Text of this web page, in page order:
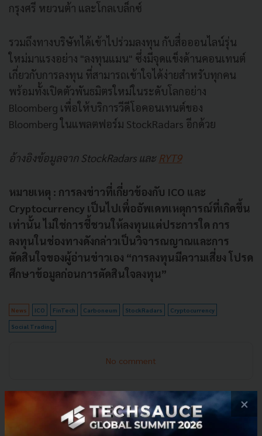
กรุงศรี หยวนต้า และโกลเบล็กซ์
รวมถึงทางบริษัทได้เข้าไปร่วมลงทุน กับสื่อออนไลน์รุ่น
ใหม่มาแรงอย่าง "ลงทุนแมน" ซึ่งมีจุดแข็งด้านคอนเทนต์
เกี่ยวกับการลงทุน ที่สามารถเข้าใจได้ง่ายสำหรับทุกคน
พร้อมทั้งเปิดตัวพันธมิตรใหม่ในระดับโลกอย่าง
Bloomberg เพื่อให้บริการวีดีโอคอนเทนต์ของ
Bloomberg ในแพลตฟอร์ม StockRadars อีกด้วย
อ้างอิงข้อมูลจาก StockRadars และ RYT9
หมายเหตุ : การลงข่าวที่เกี่ยวข้องกับ ICO และ
Cryptocurrency เป็นไปเพื่ออัพเดทเหตุการณ์ที่เกิดขึ้น
เท่านั้น ไม่ใช่การชี้ชวนให้ลงทุนแต่ประการใด การ
ลงทุนในช่องทางดังกล่าวเป็นวิจารณญาณและการ
ตัดสินใจของผู้อ่านข่าวเอง “การลงทุนมีความเสี่ยง โปรด
ศึกษาข้อมูลก่อนการตัดสินใจลงทุน”
News ICO FinTech Carboneum StockRadars Cryptocurrency
Social Trading
No comment
×